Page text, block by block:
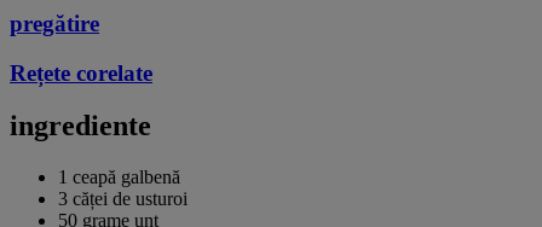
pregătire
Rețete corelate
ingrediente
1 ceapă galbenă
3 căței de usturoi
50 grame unt